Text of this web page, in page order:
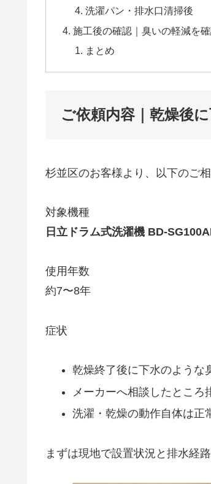
洗濯パン・排水口清掃後
施工後の確認｜臭いの軽減を
まとめ
ご依頼内容｜乾燥後
杉並区のお客様より、以下のご
対象機種
日立ドラム式洗濯機 BD-
使用年数
約7〜8年
症状
乾燥終了後に下水のような
メーカーへ相談したところ
洗濯・乾燥の動作自体は正
まずは現地で設置状況と排水経